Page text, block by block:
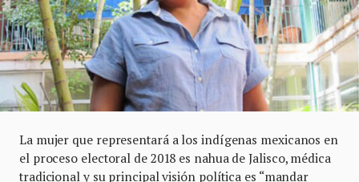
La mujer que representará a los indígenas mexicanos en
el proceso electoral de 2018 es nahua de Jalisco, médica
tradicional y su principal visión política es “mandar